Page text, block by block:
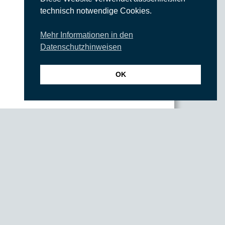
technisch notwendige Cookies.
Mehr Informationen in den
Datenschutzhinweisen
OK